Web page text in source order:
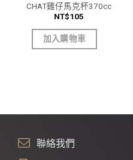
CHAT雞仔馬克杯370cc
NT$105
加入購物車
聯絡我們